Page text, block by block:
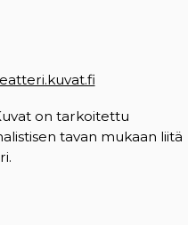
on tarkoitettu
tavan mukaan liitä